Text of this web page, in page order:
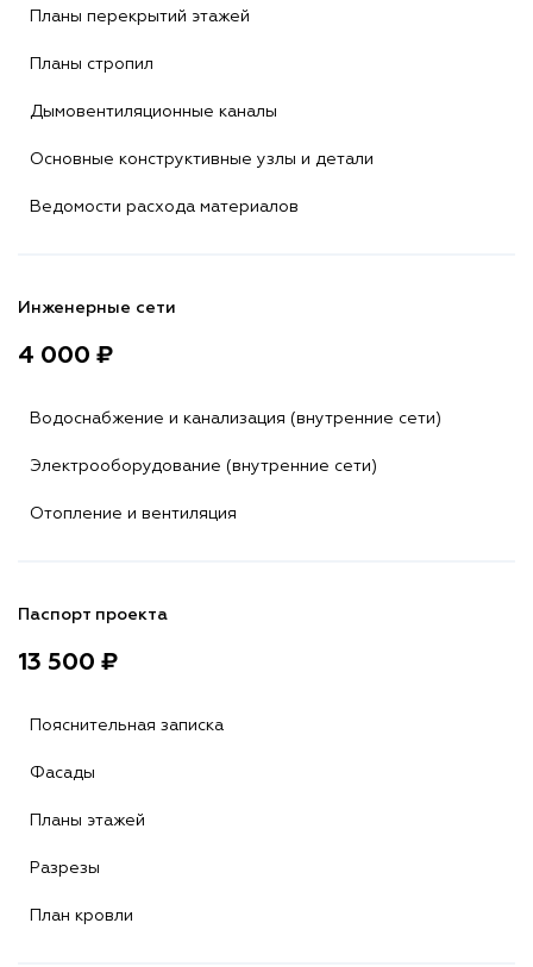
Планы перекрытий этажей
Планы стропил
Дымовентиляционные каналы
Основные конструктивные узлы и детали
Ведомости расхода материалов
Инженерные сети
4 000 ₽
Водоснабжение и канализация (внутренние сети)
Электрооборудование (внутренние сети)
Отопление и вентиляция
Паспорт проекта
13 500 ₽
Пояснительная записка
Фасады
Планы этажей
Разрезы
План кровли